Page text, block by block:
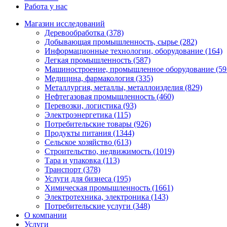
Работа у нас
Магазин исследований
Деревообработка (378)
Добывающая промышленность, сырье (282)
Информационные технологии, оборудование (164)
Легкая промышленность (587)
Машиностроение, промышленное оборудование
Медицина, фармакология (335)
Металлургия, металлы, металлоизделия (829)
Нефтегазовая промышленность (460)
Перевозки, логистика (93)
Электроэнергетика (115)
Потребительские товары (926)
Продукты питания (1344)
Сельское хозяйство (613)
Строительство, недвижимость (1019)
Тара и упаковка (113)
Транспорт (378)
Услуги для бизнеса (195)
Химическая промышленность (1661)
Электротехника, электроника (143)
Потребительские услуги (348)
О компании
Услуги